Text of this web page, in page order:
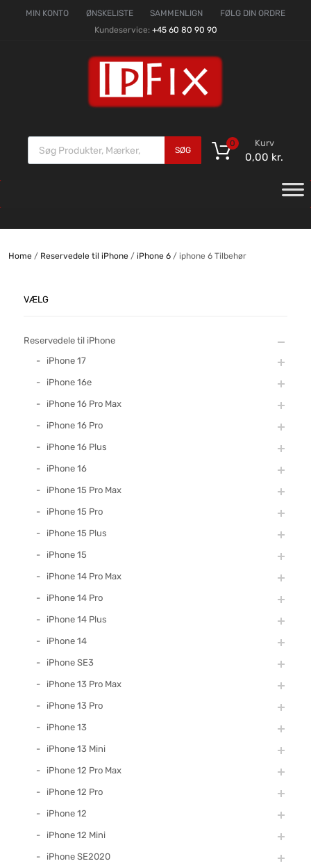
MIN KONTO ØNSKELISTE SAMMENLIGN
FØLG DIN ORDRE
Kundeservice: +45 60 80 90 90
SØG
Kurv
0,00 kr.
0
Home/ Reservedele til iPhone/ iPhone 6/ iphone 6 Tilbehør
VÆLG
Reservedele til iPhone
iPhone 17
iPhone 16e
iPhone 16 Pro Max
iPhone 16 Pro
iPhone 16 Plus
iPhone 16
iPhone 15 Pro Max
iPhone 15 Pro
iPhone 15 Plus
iPhone 15
iPhone 14 Pro Max
iPhone 14 Pro
iPhone 14 Plus
iPhone 14
iPhone SE3
iPhone 13 Pro Max
iPhone 13 Pro
iPhone 13
iPhone 13 Mini
iPhone 12 Pro Max
iPhone 12 Pro
iPhone 12
iPhone 12 Mini
iPhone SE2020